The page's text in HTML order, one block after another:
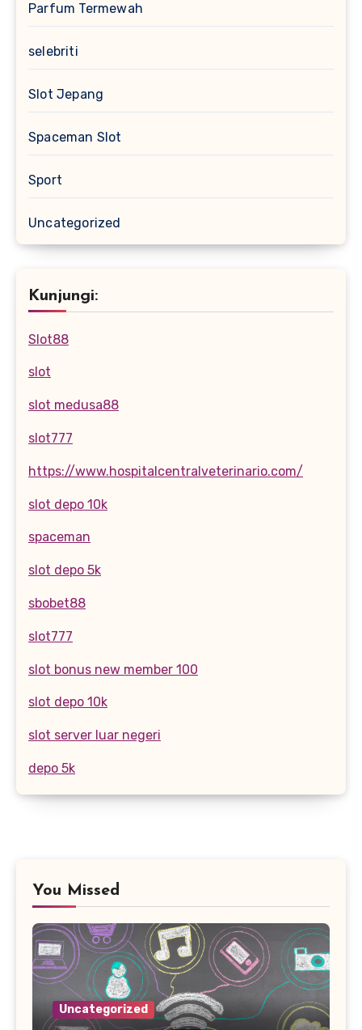
Parfum Termewah
selebriti
Slot Jepang
Spaceman Slot
Sport
Uncategorized
Kunjungi:
Slot88
slot
slot medusa88
slot777
https://www.hospitalcentralveterinario.com/
slot depo 10k
spaceman
slot depo 5k
sbobet88
slot777
slot bonus new member 100
slot depo 10k
slot server luar negeri
depo 5k
You Missed
Uncategorized